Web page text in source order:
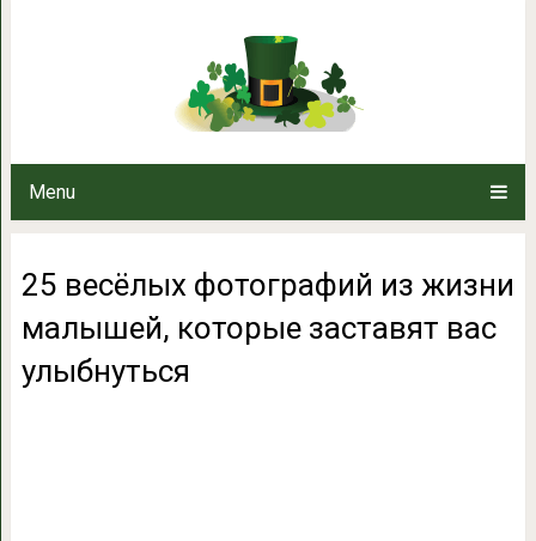
Menu
25 весёлых фотографий из
25 весёлых фотографий из жизни
малышей, которые заставят вас
улыбнуться